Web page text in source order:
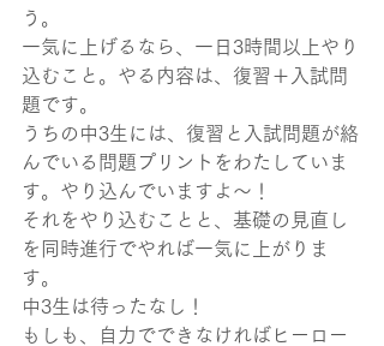
う。
一気に上げるなら、一日3時間以上やり
込むこと。やる内容は、復習＋入試問
題です。
うちの中3生には、復習と入試問題が絡
んでいる問題プリントをわたしていま
す。やり込んでいますよ～！
それをやり込むことと、基礎の見直し
を同時進行でやれば一気に上がりま
す。
中3生は待ったなし！
もしも、自力でできなければヒーロー